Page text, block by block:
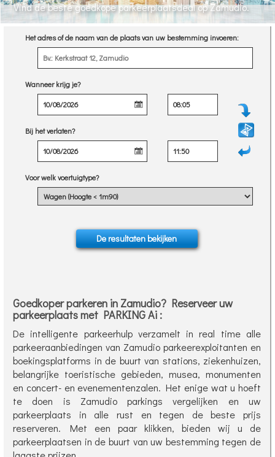
Vind de beste goedkope parkeerplaatsdeal op Zamudio.
Het adres of de naam van de plaats van uw bestemming invoeren:
Wanneer krijg je?
Bij het verlaten?
Voor welk voertuigtype?
Goedkoper parkeren in Zamudio? Reserveer uw
parkeerplaats met PARKING Ai :
De intelligente parkeerhulp verzamelt in real time alle
parkeeraanbiedingen van Zamudio parkeerexploitanten en
boekingsplatforms in de buurt van stations, ziekenhuizen,
belangrijke toeristische gebieden, musea, monumenten
en concert- en evenementenzalen. Het enige wat u hoeft
te doen is Zamudio parkings vergelijken en uw
parkeerplaats in alle rust en tegen de beste prijs
reserveren. Met een paar klikken, bieden wij u de
parkeerplaatsen in de buurt van uw bestemming tegen de